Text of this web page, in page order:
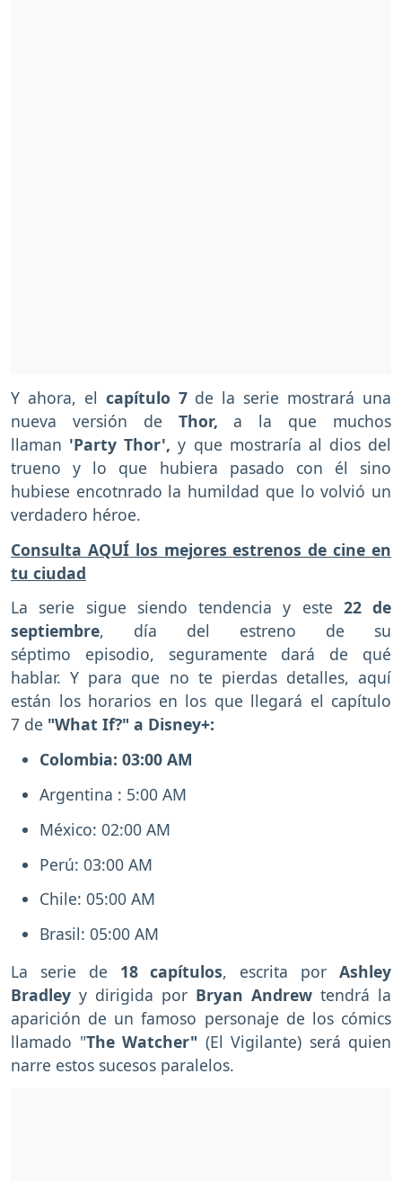
Y ahora, el capítulo 7 de la serie mostrará una
nueva versión de Thor, a la que muchos
llaman 'Party Thor',y que mostraría al dios del
trueno y lo que hubiera pasado con él sino
hubiese encotnrado la humildad que lo volvió un
verdadero héroe.
Consulta AQUÍ los mejores estrenos de cine en
tu ciudad
La serie sigue siendo tendencia y este 22 de
septiembre, día del estreno de su
séptimo episodio, seguramente dará de qué
hablar. Y para que no te pierdas detalles, aquí
están los horarios en los que llegará el capítulo
7 de "What If?" a Disney+:
Colombia: 03:00 AM
Argentina : 5:00 AM
México: 02:00 AM
Perú: 03:00 AM
Chile: 05:00 AM
Brasil: 05:00 AM
La serie de 18 capítulos, escrita por Ashley
Bradley y dirigida por Bryan Andrew tendrá la
aparición de un famoso personaje de los cómics
llamado "The Watcher" (El Vigilante) será quien
narre estos sucesos paralelos.